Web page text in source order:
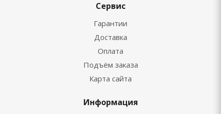
Сервис
Гарантии
Доставка
Оплата
Подъём заказа
Карта сайта
Информация